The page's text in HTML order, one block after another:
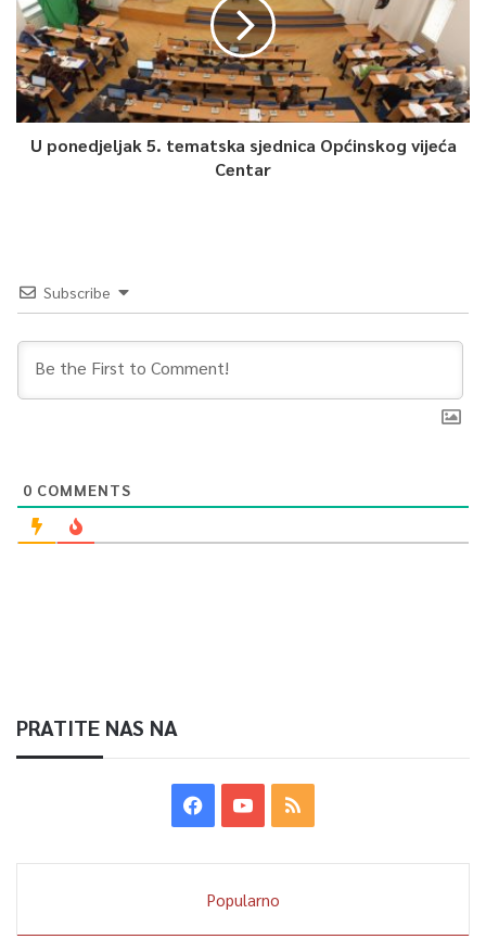
0
Article Rating
U ponedjeljak 5. tematska sjednica Općinskog vijeća
Centar
Subscribe
0 COMMENTS
PRATITE NAS NA
Popularno